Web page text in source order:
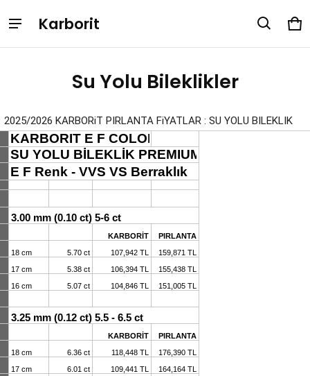
Karborit
Su Yolu Bileklikler